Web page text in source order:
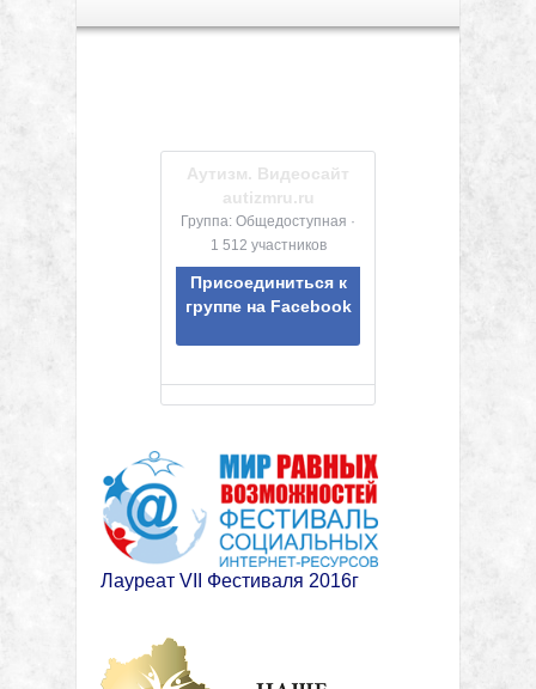
Аутизм. Видеосайт
autizmru.ru
Группа: Общедоступная ·
1 512 участников
Присоединиться к
группе на Facebook
Лауреат VII Фестиваля 2016г